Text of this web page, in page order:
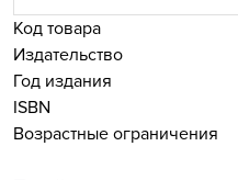
Код товара
Издательство
Год издания
ISBN
Возрастные ограничения